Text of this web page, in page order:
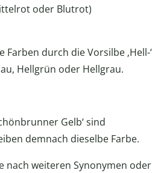
oder Blutrot)
Farben durch die Vorsilbe ‚Hell-‘
Hellgrün oder Hellgrau.
Gelb‘ sind
demnach dieselbe Farbe.
nach weiteren Synonymen oder